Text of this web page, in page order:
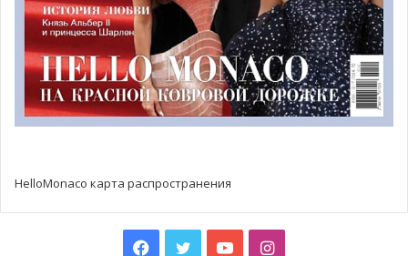
Национального института развития рыболовства.
— Исследование рептилий на острове Бранку, а также
установка подводных камер, чтобы изучить морское
биоразнообразие недалеко от его берегов.
HelloMonaco карта распространения
Facebook
TwitterYouTubeInstagram